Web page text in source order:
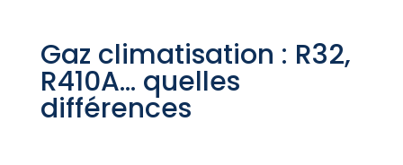
Gaz climatisation : R32,
R410A… quelles
différences